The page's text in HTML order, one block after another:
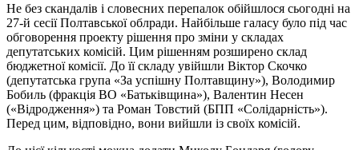
Не без скандалів і словесних перепалок обійшлося сьогодні на
27-й сесії Полтавської облради. Найбільше галасу було під час
обговорення проекту рішення про зміни у складах
депутатських комісій. Цим рішенням розширено склад
бюджетної комісії. До її складу увійшли Віктор Скочко
(депутатська група «За успішну Полтавщину»), Володимир
Бобиль (фракція ВО «Батьківщина»), Валентин Несен
(«Відродження») та Роман Товстий (БПП «Солідарність»).
Перед цим, відповідно, вони вийшли із своїх комісій.